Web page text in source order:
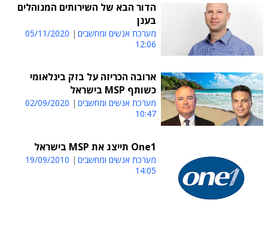
הדור הבא של השירותים המנוהלים
בענן
מערכת אנשים ומחשבים
05/11/2020
12:06
ארובה הכריזה על בזק בינלאומי
כשותף MSP בישראל
מערכת אנשים ומחשבים
02/09/2020
10:47
One1 תייצג את MSP בישראל
מערכת אנשים ומחשבים
19/09/2010
14:05